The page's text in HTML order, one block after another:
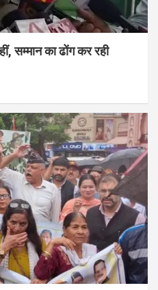
सम्मान का ढोंग कर रही